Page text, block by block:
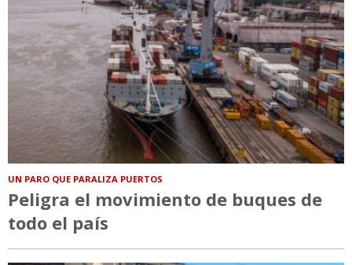
UN PARO QUE PARALIZA PUERTOS
Peligra el movimiento de buques de
todo el país